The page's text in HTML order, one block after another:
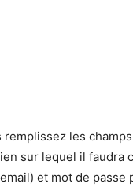
les
sur lequel il faudra
et mot de passe